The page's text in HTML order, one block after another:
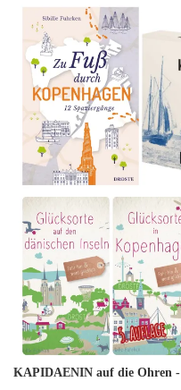
KAPIDAENIN auf die Ohren -